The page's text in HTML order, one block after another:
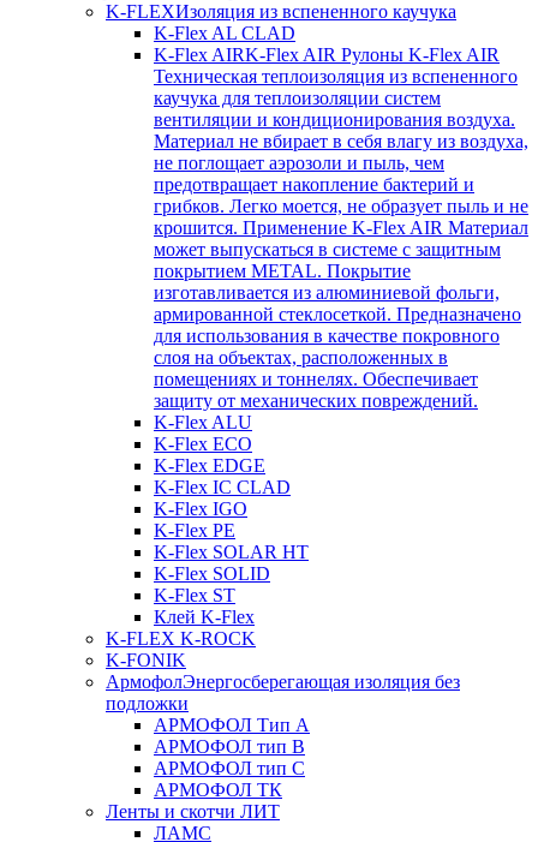
K-FLEXИзоляция из вспененного каучука
K-Flex AL CLAD
K-Flex AIRK-Flex AIR Рулоны K-Flex AIR
Техническая теплоизоляция из вспененного
каучука для теплоизоляции систем
вентиляции и кондиционирования воздуха.
Материал не вбирает в себя влагу из воздуха,
не поглощает аэрозоли и пыль, чем
предотвращает накопление бактерий и
грибков. Легко моется, не образует пыль и не
крошится. Применение K-Flex AIR Материал
может выпускаться в системе c защитным
покрытием METAL. Покрытие
изготавливается из алюминиевой фольги,
армированной стеклосеткой. Предназначено
для использования в качестве покровного
слоя на объектах, расположенных в
помещениях и тоннелях. Обеспечивает
защиту от механических повреждений.
K-Flex ALU
K-Flex ECO
K-Flex EDGE
K-Flex IC CLAD
K-Flex IGO
K-Flex PE
K-Flex SOLAR HT
K-Flex SOLID
K-Flex ST
Клей K-Flex
K-FLEX K-ROCK
K-FONIK
АрмофолЭнергосберегающая изоляция без
подложки
АРМОФОЛ Тип А
АРМОФОЛ тип В
АРМОФОЛ тип C
АРМОФОЛ ТК
Ленты и скотчи ЛИТ
ЛАМС